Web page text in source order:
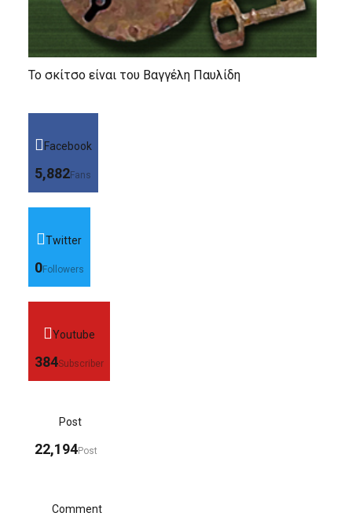
Το σκίτσο είναι του Βαγγέλη Παυλίδη
Facebook
5,882Fans
Twitter
0Followers
Youtube
384Subscriber
Post
22,194Post
Comment